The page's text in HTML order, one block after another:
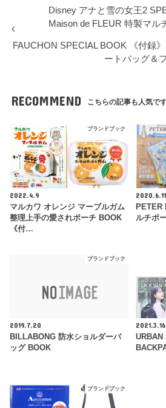
Disney アナと雪の女王2
Maison de FLEUR 特製マル
FAUCHON SPECIAL BOOK 《付録
ートバッグ＆
RECOMMEND こちらの記事も人気です
ブランドブック
2022.4.9
マルカワ オレンジ マーブルガム
整理上手の愛されポーチ BOOK
《付…
2020.6.11
PETER
ルチポ
ブランドブック
2019.7.20
BILLABONG 防水ショルダーバ
ッグ BOOK
2021.3.16
URBAN
ブランドブック